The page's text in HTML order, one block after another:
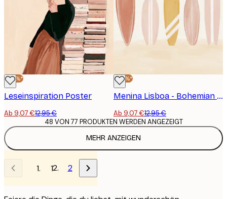
-30%*
Leseinspiration Poster
Ab 9,07 €12,95 €
-30%*
Menina Lisboa - Bohemian Strand Surfbretter Poster
Ab 9,07 €12,95 €
MEHR ANZEIGEN
48 VON 77 PRODUKTEN WERDEN ANGEZEIGT
1 2